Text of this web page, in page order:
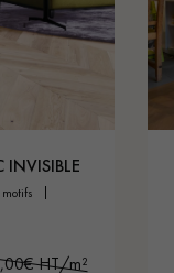
motifs
HT/m²